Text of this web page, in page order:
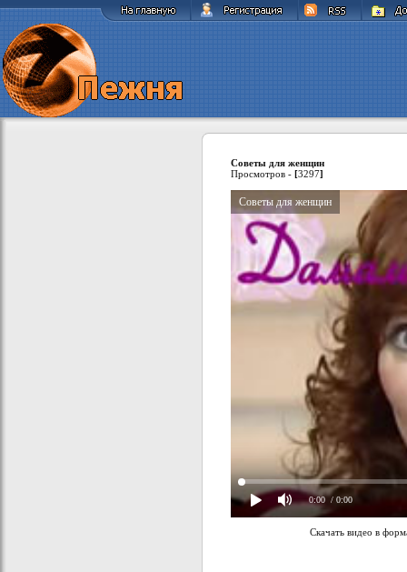
Советы для женщин
Просмотров - [3297]
Советы для женщин
0:00 / 0:00
Скачать видео в